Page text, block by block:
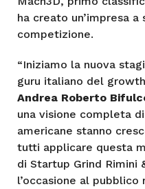
ha creato un’impresa
competizione.
“Iniziamo la nuova
guru italiano del
Andrea Roberto
una visione completa
americane stanno
tutti applicare questa
di Startup Grind Rimini
l’occasione al